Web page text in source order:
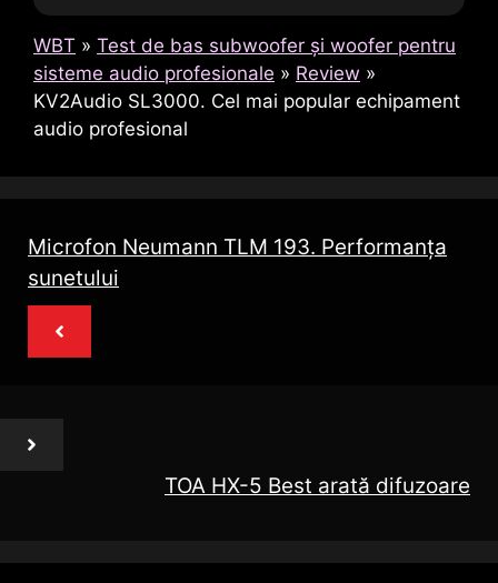
WBT » Test de bas subwoofer și woofer pentru
sisteme audio profesionale » Review »
KV2Audio SL3000. Cel mai popular echipament
audio profesional
Microfon Neumann TLM 193. Performanța
sunetului
TOA HX-5 Best arată difuzoare